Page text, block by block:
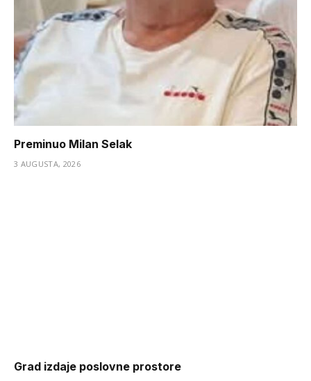
Preminuo Milan Selak
3 AUGUSTA, 2026
Grad izdaje poslovne prostore